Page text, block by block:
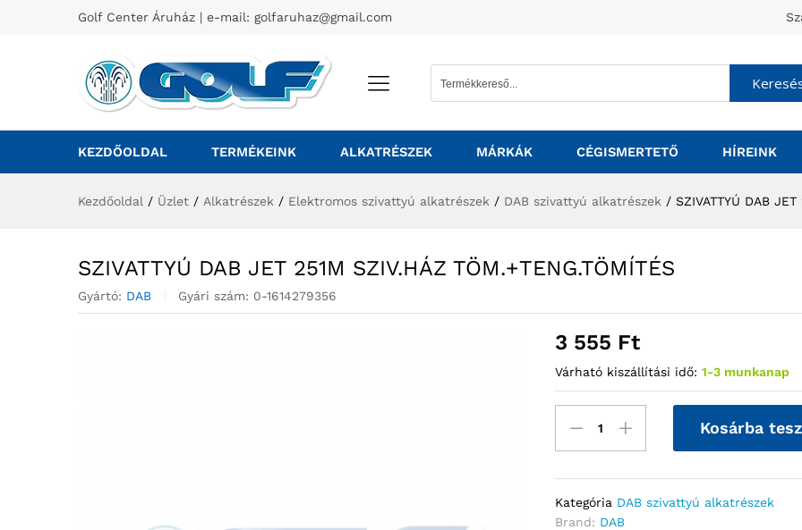
Golf Center Áruház | e-mail: golfaruhaz@gmail.com
KEZDŐOLDAL TERMÉKEINK ALKATRÉSZEK MÁRKÁK CÉGISMERTETŐ HÍREINK
Kezdőoldal / Üzlet / Alkatrészek / Elektromos szivattyú alkatrészek / DAB szivattyú alkatrészek / SZIVATTYÚ DAB JET
SZIVATTYÚ DAB JET 251M SZIV.HÁZ TÖM.+TENG.TÖMÍTÉS
Gyártó: DAB Gyári szám: 0-1614279356
3 555 Ft
Várható kiszállítási idő: 1-3 munkanap
Kosárba
Kategória DAB szivattyú alkatrészek
Brand: DAB